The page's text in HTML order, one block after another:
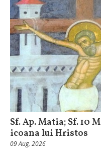
Sf. Ap. Matia; Sf. 10
icoana lui Hristos
09 Aug, 2026